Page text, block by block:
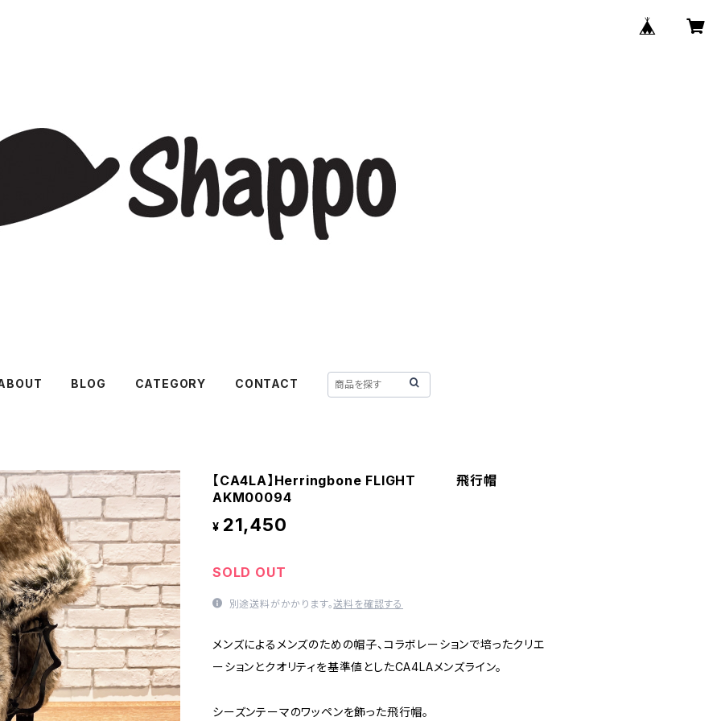
BLOG CATEGORY CONTACT
【CA4LA】Herringbone FLIGHT 飛行帽
AKM00094
¥ 21,450
SOLD OUT
別途送料がかかります。送料を確認する
メンズによるメンズのための帽子、コラボレーションで培ったクリエ
ーションとクオリティを基準値としたCA4LAメンズライン。
シーズンテーマのワッペンを飾った飛行帽。